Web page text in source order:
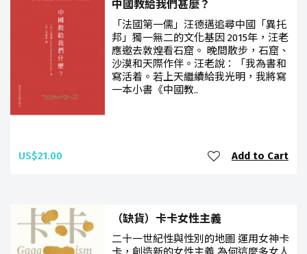
中國教給我們甚麼？
「法國第一儒」汪德邁追尋中國「異托
邦」獨一無二的文化基因 2015年，汪老
應邀去敦煌看石窟。 晚間散步，石窟、
沙漠和天際作伴。汪老說：「我為書和
寫活着。若上天繼續給我光明，我將寫
一本小書《中國教..
US$21.00 Add to Cart
（缺貨）卡卡女性主義
二十一世紀性與性別的地圖 運用女神卡